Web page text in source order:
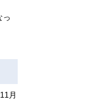
っ
月